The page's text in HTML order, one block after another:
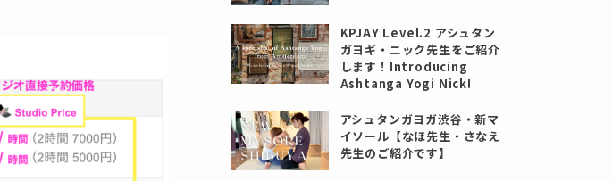
KPJAY Level.2 アシュタン
ガヨギ・ニック先生をご紹介
します！Introducing
Ashtanga Yogi Nick!
アシュタンガヨガ渋谷・新マ
イソール【なほ先生・さなえ
先生のご紹介です】